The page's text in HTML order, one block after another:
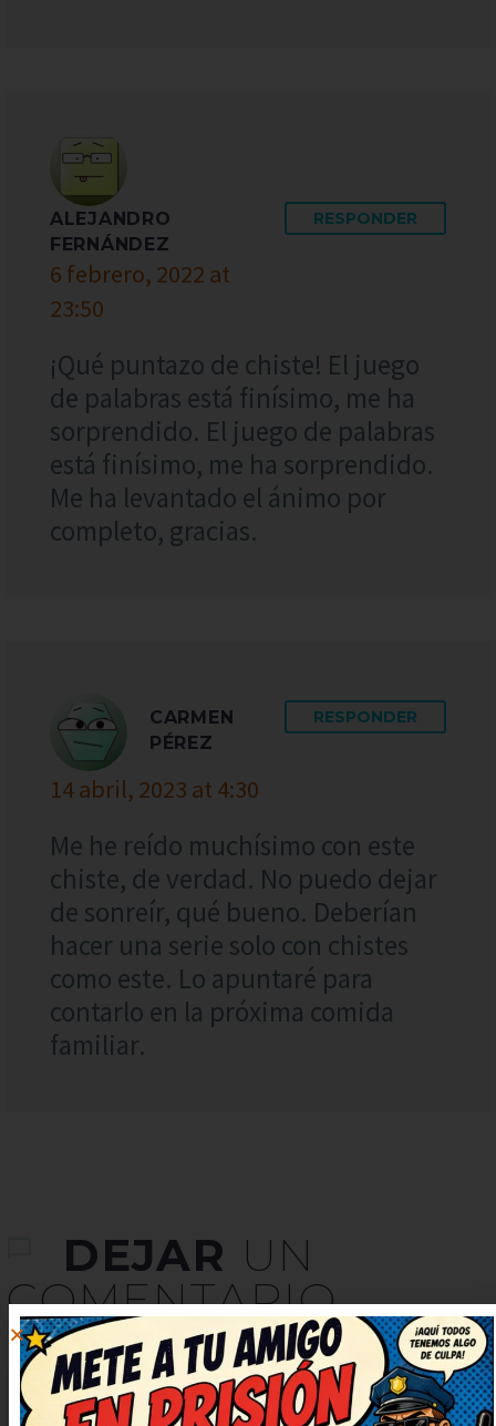
ALEJANDRO
FERNÁNDEZ
6 febrero, 2022 at
23:50
RESPONDER
¡Qué puntazo de chiste! El juego
de palabras está finísimo, me ha
sorprendido. El juego de palabras
está finísimo, me ha sorprendido.
Me ha levantado el ánimo por
completo, gracias.
CARMEN
PÉREZ
14 abril, 2023 at 4:30
RESPONDER
Me he reído muchísimo con este
chiste, de verdad. No puedo dejar
de sonreír, qué bueno. Deberían
hacer una serie solo con chistes
como este. Lo apuntaré para
contarlo en la próxima comida
familiar.
DEJAR UN
COMENTARIO